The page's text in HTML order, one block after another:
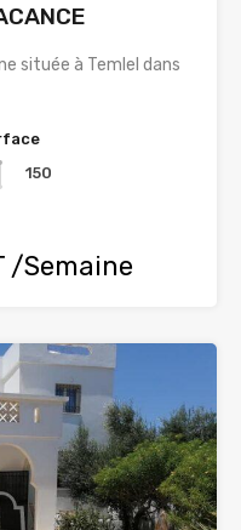
située à Temlel dans
150
/Semaine